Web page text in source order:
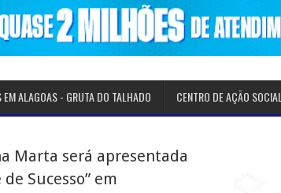
ALAGOAS - GRUTA DO TALHADO CENTRO DE AÇÃO SOCIAL
Marta será apresentada
de Sucesso” em